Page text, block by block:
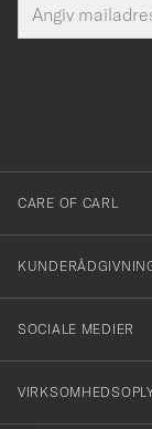
mailadresse
skal
Tack
för
dig
till
vårt
CARE OF CARL
SOCIALE MEDIER